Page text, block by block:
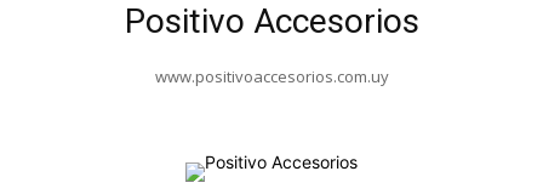
Positivo Accesorios
www.positivoaccesorios.com.uy